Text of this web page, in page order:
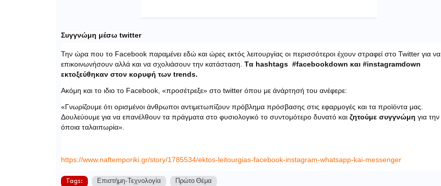
Συγγνώμη μέσω twitter
Την ώρα που το Facebook παραμένει εδώ και ώρες εκτός λειτουργίας οι περισσότεροι έχουν στραφεί στο Twitter για να
επικοινωνήσουν αλλά και να σχολιάσουν την κατάσταση. Tα hashtags #facebookdown και #instagramdown
εκτοξεύθηκαν στον κορυφή των trends.
Ακόμη και το ιδιο το Facebook, «προσέτρεξε» στο twitter όπου με άνάρτησή του ανέφερε:
«Γνωρίζουμε ότι ορισμένοι άνθρωποι αντιμετωπίζουν πρόβλημα πρόσβασης στις εφαρμογές και τα προϊόντα μας.
Δουλεύουμε για να επανέλθουν τα πράγματα στο φυσιολογικό το συντομότερο δυνατό και ζητούμε συγγνώμη για την
όποια ταλαιπωρία».
https://www.naftemporiki.gr/story/1785534/ektos-leitourgias-facebook-instagram-whatsapp-kai-messenger
Tags: Επιστήμη-Τεχνολογία Πρώτο Θέμα